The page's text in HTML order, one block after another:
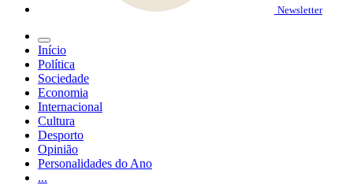
Newsletter
Início
Política
Sociedade
Economia
Internacional
Cultura
Desporto
Opinião
Personalidades do Ano
...